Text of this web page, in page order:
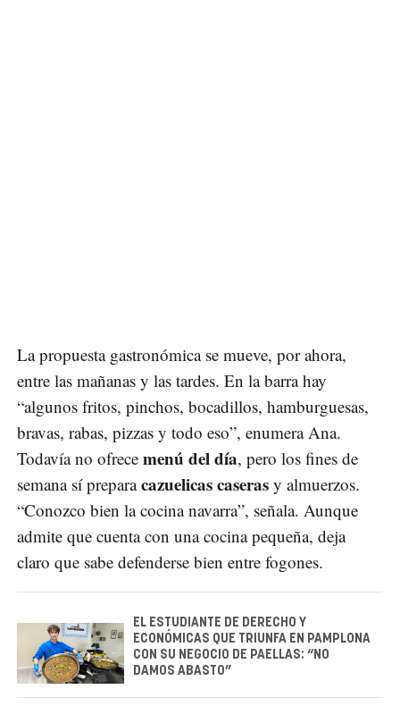
La propuesta gastronómica se mueve, por ahora,
entre las mañanas y las tardes. En la barra hay
“algunos fritos, pinchos, bocadillos, hamburguesas,
bravas, rabas, pizzas y todo eso”, enumera Ana.
Todavía no ofrece menú del día, pero los fines de
semana sí preparacazuelicas caseras y almuerzos.
“Conozco bien la cocina navarra”, señala. Aunque
admite que cuenta con una cocina pequeña, deja
claro que sabe defenderse bien entre fogones.
EL ESTUDIANTE DE DERECHO Y
ECONÓMICAS QUE TRIUNFA EN PAMPLONA
CON SU NEGOCIO DE PAELLAS: “NO
DAMOS ABASTO”